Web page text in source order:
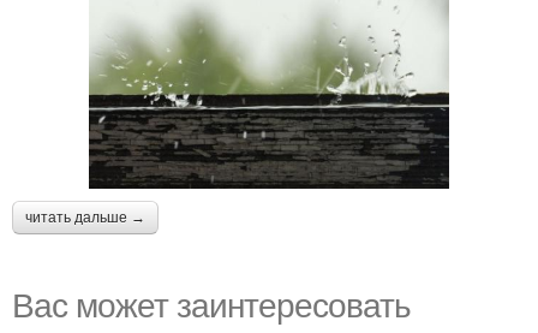
читать дальше →
Вас может заинтересовать